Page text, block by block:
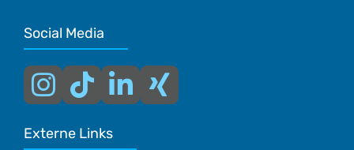
Social Media
Externe Links